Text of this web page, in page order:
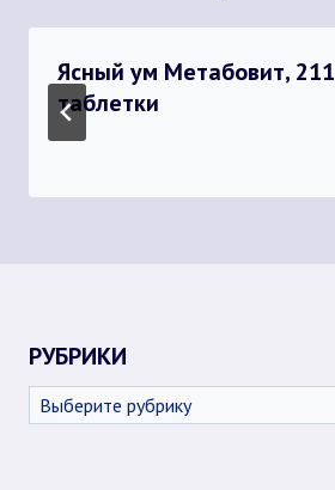
Ясный ум Метабовит,
таблетки
РУБРИКИ
Рубрики